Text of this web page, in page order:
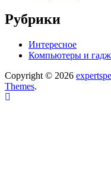
Рубрики
Интересное
Компьютеры и
Copyright © 2026
Themes.